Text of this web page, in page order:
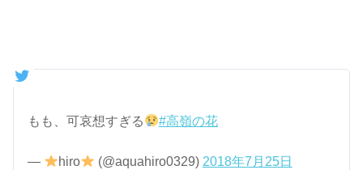
もも、可哀想すぎる #高嶺の花
— hiro (@aquahiro0329) 2018年7月25日